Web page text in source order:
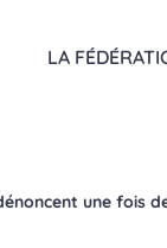
LA
une